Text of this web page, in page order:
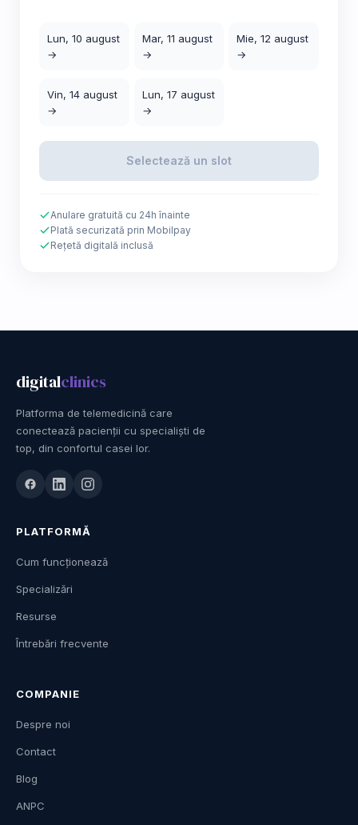
Lun, 10 august
→
Mar, 11 august
→
Mie, 12 august
→
Vin, 14 august
→
Lun, 17 august
→
Selectează un slot
Anulare gratuită cu 24h înainte
Plată securizată prin Mobilpay
Rețetă digitală inclusă
digitalclinics
Platforma de telemedicină care
conectează pacienții cu specialiști de
top, din confortul casei lor.
PLATFORMĂ
Cum funcționează
Specializări
Resurse
Întrebări frecvente
COMPANIE
Despre noi
Contact
Blog
ANPC